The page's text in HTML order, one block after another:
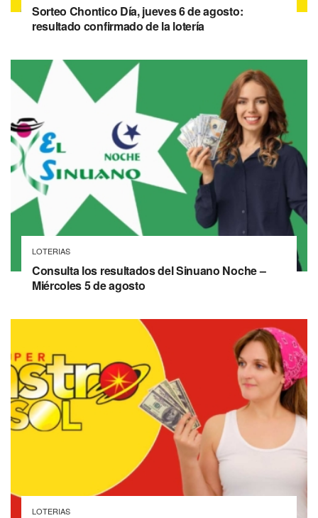
Sorteo Chontico Día, jueves 6 de agosto:
resultado confirmado de la lotería
LOTERIAS
Consulta los resultados del Sinuano Noche –
Miércoles 5 de agosto
LOTERIAS